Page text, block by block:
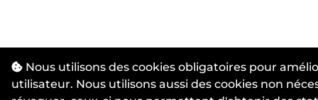
Nous utilisons des cookies obligatoires pour
utilisateur. Nous utilisons aussi des cookies non